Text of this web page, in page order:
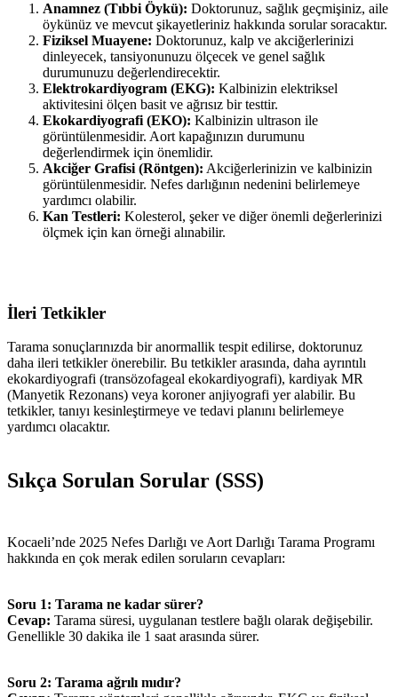
Anamnez (Tıbbi Öykü): Doktorunuz, sağlık geçmişiniz, aile
öykünüz ve mevcut şikayetleriniz hakkında sorular soracaktır.
Fiziksel Muayene: Doktorunuz, kalp ve akciğerlerinizi
dinleyecek, tansiyonunuzu ölçecek ve genel sağlık
durumunuzu değerlendirecektir.
Elektrokardiyogram (EKG): Kalbinizin elektriksel
aktivitesini ölçen basit ve ağrısız bir testtir.
Ekokardiyografi (EKO): Kalbinizin ultrason ile
görüntülenmesidir. Aort kapağınızın durumunu
değerlendirmek için önemlidir.
Akciğer Grafisi (Röntgen): Akciğerlerinizin ve kalbinizin
görüntülenmesidir. Nefes darlığının nedenini belirlemeye
yardımcı olabilir.
Kan Testleri: Kolesterol, şeker ve diğer önemli değerlerinizi
ölçmek için kan örneği alınabilir.
İleri Tetkikler
Tarama sonuçlarınızda bir anormallik tespit edilirse, doktorunuz
daha ileri tetkikler önerebilir. Bu tetkikler arasında, daha ayrıntılı
ekokardiyografi (transözofageal ekokardiyografi), kardiyak MR
(Manyetik Rezonans) veya koroner anjiyografi yer alabilir. Bu
tetkikler, tanıyı kesinleştirmeye ve tedavi planını belirlemeye
yardımcı olacaktır.
Sıkça Sorulan Sorular (SSS)
Kocaeli’nde 2025 Nefes Darlığı ve Aort Darlığı Tarama Programı
hakkında en çok merak edilen soruların cevapları:
Soru 1: Tarama ne kadar sürer?
Cevap: Tarama süresi, uygulanan testlere bağlı olarak değişebilir.
Genellikle 30 dakika ile 1 saat arasında sürer.
Soru 2: Tarama ağrılı mıdır?